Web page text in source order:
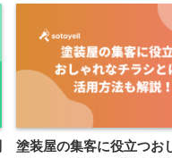
塗装屋の集客に役立つお